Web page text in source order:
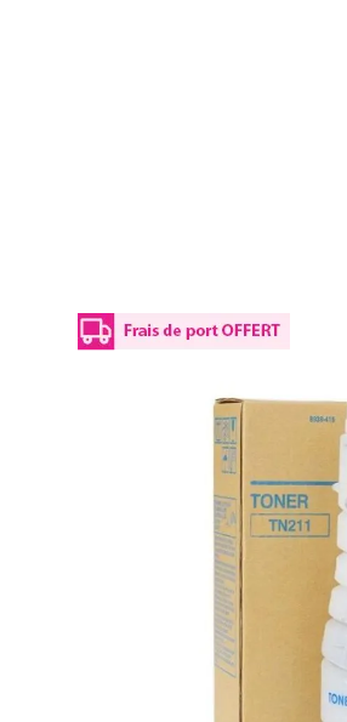
Plus d’informations
Le Toner d'origine Konica
Le Toner 8938-415 / TN-211
qualité. Ces derniers sont aussi
imprim-encre.com vous
Caractéristiques